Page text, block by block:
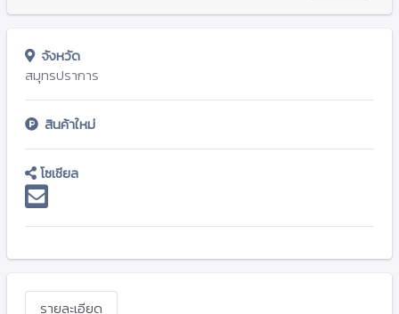
จังหวัด
สมุทรปราการ
สินค้าใหม่
โซเชียล
รายละเอียด